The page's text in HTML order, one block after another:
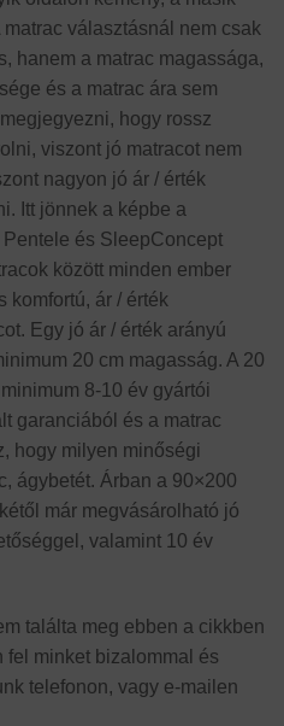
választásnál nem csak
hanem a matrac magassága,
és a matrac ára sem
hogy rossz
viszont jó matracot nem
nagyon jó ár / érték
Itt jönnek a képbe a
és SleepConcept
között minden ember
komfortú, ár / érték
Egy jó ár / érték arányú
20 cm magasság. A 20
8-10 év gyártói
garanciából és a matrac
hogy milyen minőségi
ágybetét. Árban a 90×200
már megvásárolható jó
valamint 10 év
találta meg ebben a cikkben
fel minket bizalommal és
telefonon, vagy e-mailen